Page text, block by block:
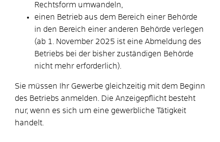
Rechtsform umwandeln,
einen Betrieb aus dem Bereich einer Behörde
in den Bereich einer anderen Behörde verlegen
(ab 1. November 2025 ist eine Abmeldung des
Betriebs bei der bisher zuständigen Behörde
nicht mehr erforderlich).
Sie müssen Ihr Gewerbe gleichzeitig mit dem Beginn
des Betriebs anmelden.
Die Anzeigepflicht besteht
nur, wenn es sich um eine gewerbliche Tätigkeit
handelt.